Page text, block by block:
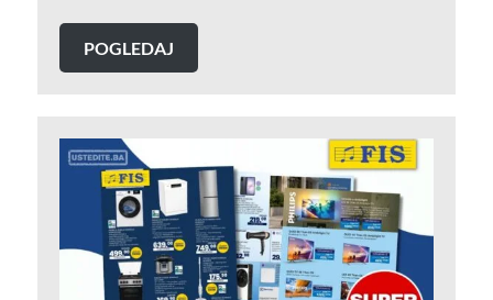
POGLEDAJ